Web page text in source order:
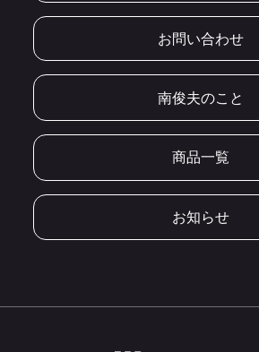
お問い合わせ
南俊夫のこと
商品一覧
お知らせ